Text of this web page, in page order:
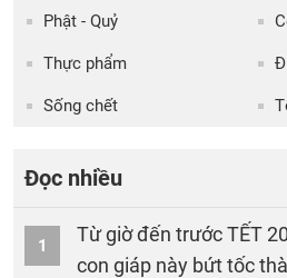
Phật - Quỷ
Thực phẩm
Sống chết
Đọc nhiều
1
Từ giờ đến trước TẾT
con giáp này bứt tốc